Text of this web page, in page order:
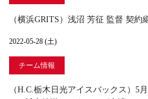
（横浜GRITS）浅沼 芳征 監督 契約
2022-05-28 (土)
チーム情報
（H.C.栃木日光アイスバックス）5